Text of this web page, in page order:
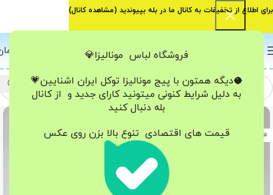
فروشگاه لباس مونالیزا💎
🥥دیگه همتون با پیج مونالیزا تو‌کل ایران اشنایین💗
به دلیل شرایط کنونی میتونید کارای جدید و از کانال
بله دنبال کنید
قیمت های اقتصادی تنوع بالا بزن روی عکس اتمام موجودی
برای اطلاع از تخفیفات به کانال ما در بله بپیوندید (مشاهده کانال)